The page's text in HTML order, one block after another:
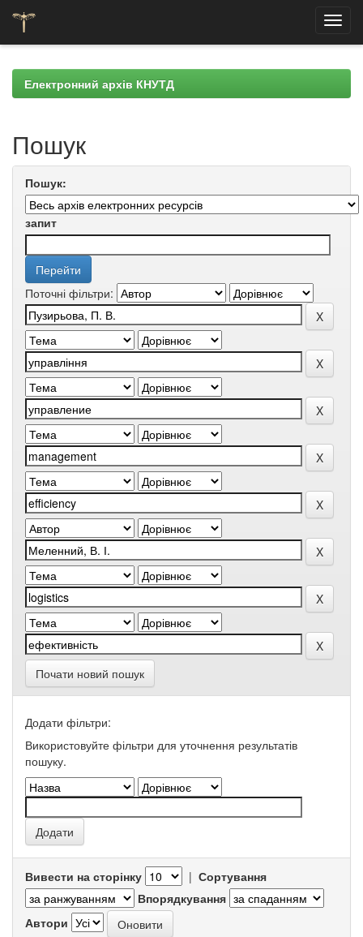
navigationЕлектронний архів КНУТД
Пошук
Пошук:
запит
Поточні фільтри:
Почати новий пошук
Додати фільтри:
Використовуйте фільтри для уточнення результатів
пошуку.
Вивести на сторінку | Сортування
Впорядкування
Автори